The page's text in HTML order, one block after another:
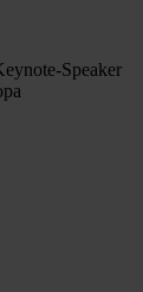
Speaker